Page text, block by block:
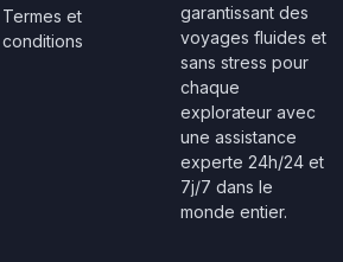
Termes et
conditions
garantissant des
voyages fluides et
sans stress pour
chaque
explorateur avec
une assistance
experte 24h/24 et
7j/7 dans le
monde entier.